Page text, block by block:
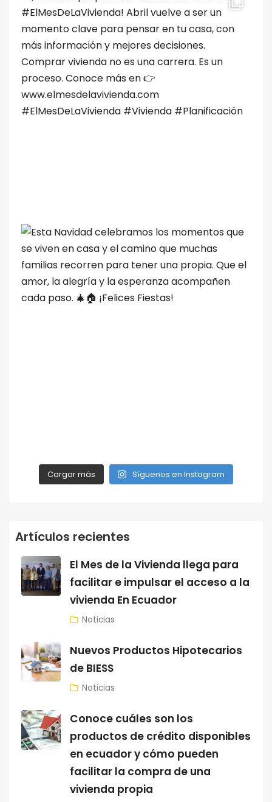
Cargar más Síguenos en Instagram
Artículos recientes
El Mes de la Vivienda llega para
facilitar e impulsar el acceso a la
vivienda En Ecuador
Noticias
Nuevos Productos Hipotecarios
de BIESS
Noticias
Conoce cuáles son los
productos de crédito disponibles
en ecuador y cómo pueden
facilitar la compra de una
vivienda propia